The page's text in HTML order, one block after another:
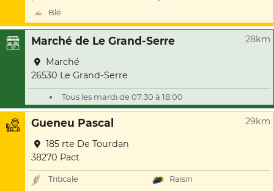
Blé
Marché de Le Grand-Serre 28km
Marché
26530 Le Grand-Serre
Tous les mardi de 07:30 à 18:00
Gueneu Pascal 29km
185 rte De Tourdan
38270 Pact
Triticale
Raisin